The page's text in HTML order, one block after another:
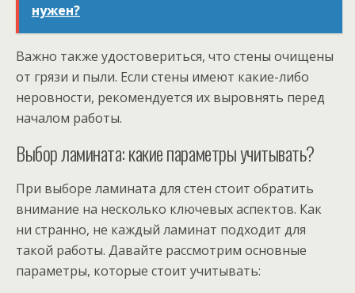
нужен?
Важно также удостовериться, что стены очищены
от грязи и пыли. Если стены имеют какие-либо
неровности, рекомендуется их выровнять перед
началом работы.
Выбор ламината: какие параметры учитывать?
При выборе ламината для стен стоит обратить
внимание на несколько ключевых аспектов. Как
ни странно, не каждый ламинат подходит для
такой работы. Давайте рассмотрим основные
параметры, которые стоит учитывать: